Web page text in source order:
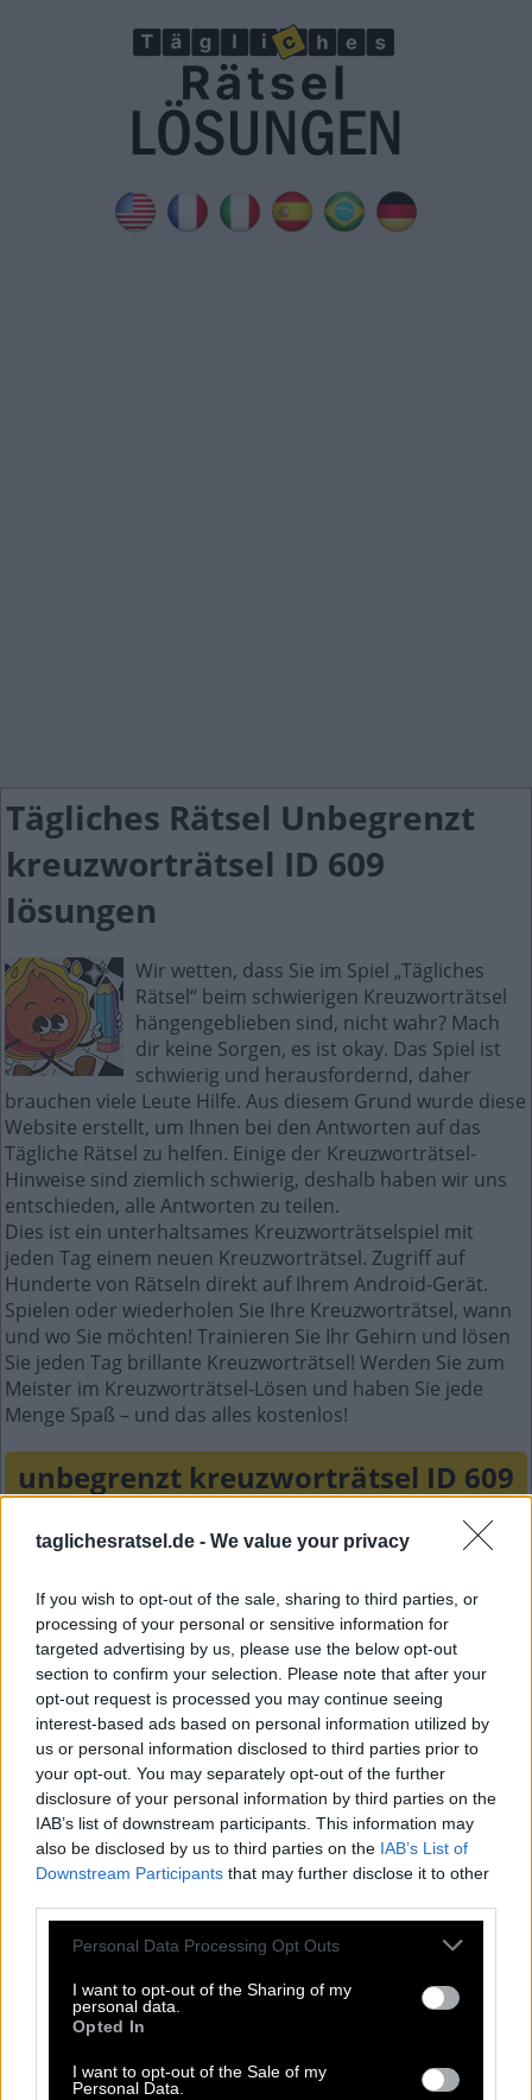
taglichesratsel.de - We value your privacy
If you wish to opt-out of the sale, sharing to third parties, or
processing of your personal or sensitive information for
targeted advertising by us, please use the below opt-out
section to confirm your selection. Please note that after your
opt-out request is processed you may continue seeing
interest-based ads based on personal information utilized by
us or personal information disclosed to third parties prior to
your opt-out. You may separately opt-out of the further
disclosure of your personal information by third parties on the
IAB’s list of downstream participants. This information may
also be disclosed by us to third parties on the IAB’s List of
Downstream Participants that may further disclose it to other
Personal Data Processing Opt Outs
I want to opt-out of the Sharing of my
personal data.
Opted In
I want to opt-out of the Sale of my
Personal Data.
Tägliches Rätsel Unbegrenzt
kreuzworträtsel ID 609
lösungen
Wir wetten, dass Sie im Spiel „Tägliches
Rätsel“ beim schwierigen Kreuzworträtsel
hängengeblieben sind, nicht wahr? Mach
dir keine Sorgen, es ist okay. Das Spiel ist
schwierig und herausfordernd, daher
brauchen viele Leute Hilfe. Aus diesem Grund wurde diese
Website erstellt, um Ihnen bei den Antworten auf das
Tägliche Rätsel zu helfen. Einige der Kreuzworträtsel-
Hinweise sind ziemlich schwierig, deshalb haben wir uns
entschieden, alle Antworten zu teilen.
Dies ist ein unterhaltsames Kreuzworträtselspiel mit
jeden Tag einem neuen Kreuzworträtsel. Zugriff auf
Hunderte von Rätseln direkt auf Ihrem Android-Gerät.
Spielen oder wiederholen Sie Ihre Kreuzworträtsel, wann
und wo Sie möchten! Trainieren Sie Ihr Gehirn und lösen
Sie jeden Tag brillante Kreuzworträtsel! Werden Sie zum
Meister im Kreuzworträtsel-Lösen und haben Sie jede
Menge Spaß – und das alles kostenlos!
unbegrenzt kreuzworträtsel ID 609
S I E
B
I
S B
N
S
P R E
E
A
L E
A
M
O L
L
A
T Z E
Palindrom für japanische Muscheltaucher:
A
M
A
Lateinisches Wort für Würfel :
L E
A
E
N
Durch Berlin fließender Fluss: